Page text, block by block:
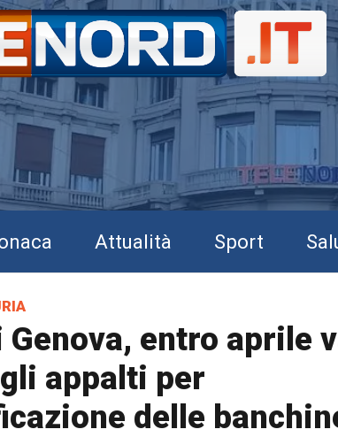
Attualità Sport
Genova, entro aprile
appalti per
delle